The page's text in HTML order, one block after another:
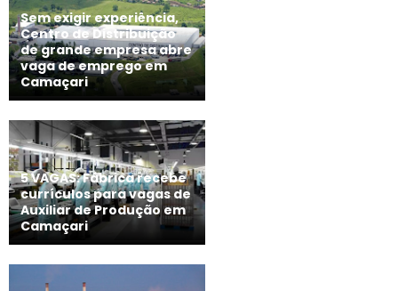
Sem exigir experiência,
Centro de Distribuição
de grande empresa abre
vaga de emprego em
Camaçari
5 VAGAS: Fábrica recebe
currículos para vagas de
Auxiliar de Produção em
Camaçari